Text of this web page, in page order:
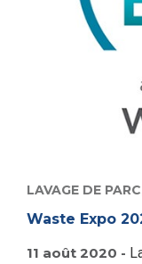
LAVAGE DE
Waste Expo
11 août 2020 -